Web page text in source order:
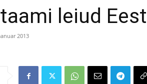
leiud
2013